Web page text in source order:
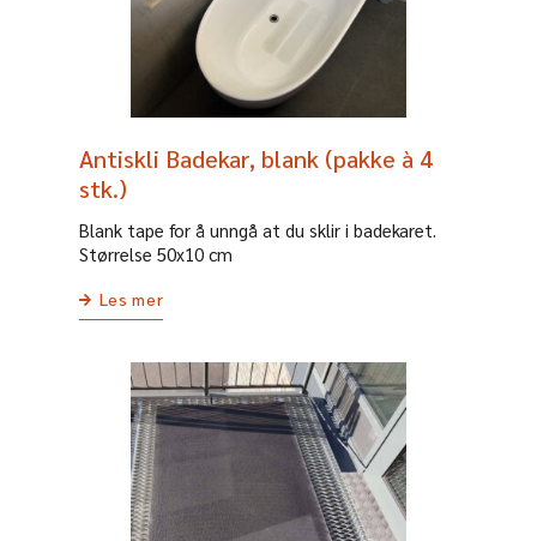
Antiskli Badekar, blank (pakke à 4
stk.)
Blank tape for å unngå at du sklir i badekaret.
Størrelse 50x10 cm
Les mer